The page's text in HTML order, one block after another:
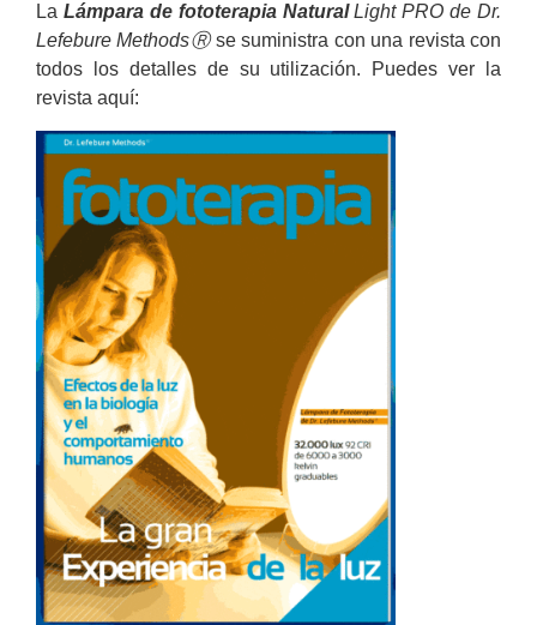
La Lámpara de fototerapia NaturalLight PRO de Dr.
Lefebure MethodsⓇse suministra con una revista con
todos los detalles de su utilización. Puedes ver la
revista aquí: